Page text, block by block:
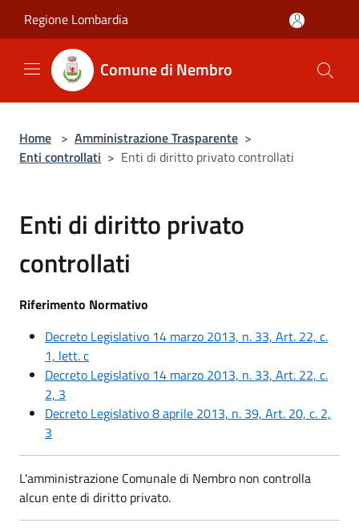
Regione Lombardia
Comune di Nembro
Home > Amministrazione Trasparente >
Enti controllati > Enti di diritto privato controllati
Enti di diritto privato
controllati
Riferimento Normativo
Decreto Legislativo 14 marzo 2013, n. 33, Art. 22, c.
1, lett. c
Decreto Legislativo 14 marzo 2013, n. 33, Art. 22, c.
2, 3
Decreto Legislativo 8 aprile 2013, n. 39, Art. 20, c. 2,
3
L'amministrazione Comunale di Nembro non controlla
alcun ente di diritto privato.